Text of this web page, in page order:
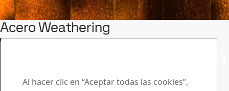
Acero Weathering
SSAB
Al hacer clic en “Aceptar todas las cookies”,